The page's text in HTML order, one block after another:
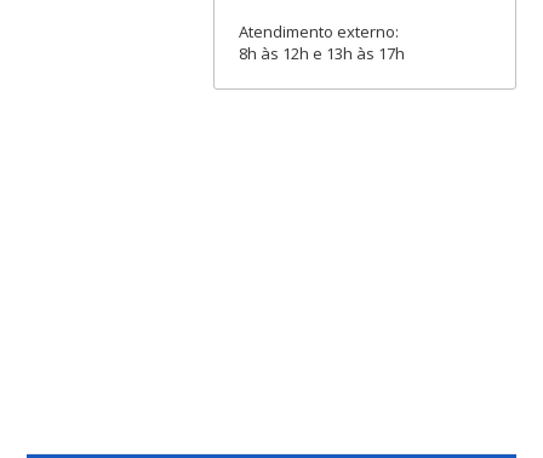
Atendimento externo:
8h às 12h e 13h às 17h